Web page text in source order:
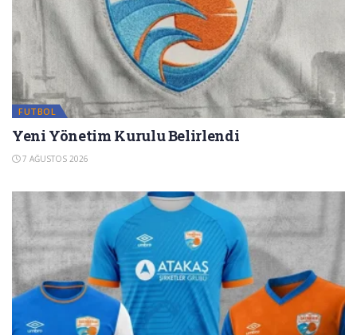
FUTBOL
Yeni Yönetim Kurulu Belirlendi
7 AĞUSTOS 2026